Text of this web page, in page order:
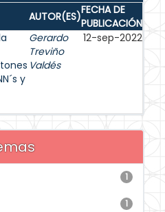
AUTOR(ES)FECHA DE
PUBLICACIÓN
y
Gerardo
Treviño
Valdés
12-sep-2022
1
1